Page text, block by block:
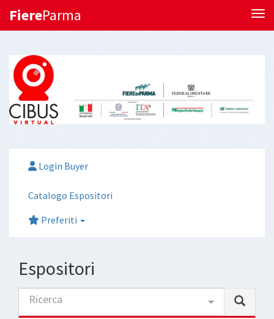
FiereParma
Login Buyer
Catalogo Espositori
Preferiti
Espositori
Ricerca